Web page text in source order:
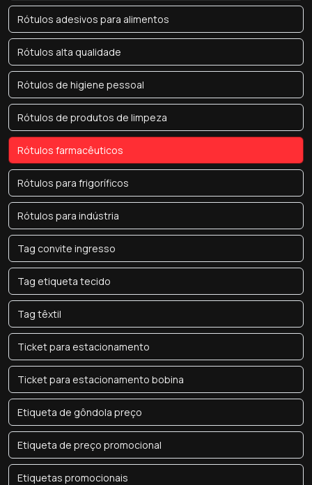
Rótulos adesivos para alimentos
Rótulos alta qualidade
Rótulos de higiene pessoal
Rótulos de produtos de limpeza
Rótulos farmacêuticos
Rótulos para frigoríficos
Rótulos para indústria
Tag convite ingresso
Tag etiqueta tecido
Tag têxtil
Ticket para estacionamento
Ticket para estacionamento bobina
Etiqueta de gôndola preço
Etiqueta de preço promocional
Etiquetas promocionais